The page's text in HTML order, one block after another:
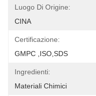
Luogo Di Origine:
CINA
Certificazione:
GMPC ,ISO,SDS
Ingredienti:
Materiali Chimici